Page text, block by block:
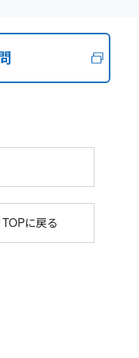
に戻る